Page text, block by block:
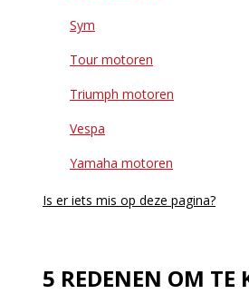
Sym
Tour motoren
Triumph motoren
Vespa
Yamaha motoren
Is er iets mis op deze pagina?
5 REDENEN OM TE